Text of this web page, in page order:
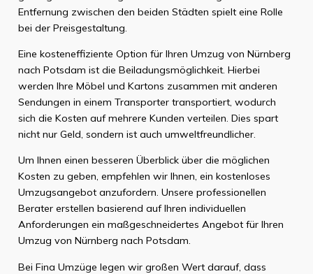
Entfernung zwischen den beiden Städten spielt eine Rolle
bei der Preisgestaltung.
Eine kosteneffiziente Option für Ihren Umzug von Nürnberg
nach Potsdam ist die Beiladungsmöglichkeit. Hierbei
werden Ihre Möbel und Kartons zusammen mit anderen
Sendungen in einem Transporter transportiert, wodurch
sich die Kosten auf mehrere Kunden verteilen. Dies spart
nicht nur Geld, sondern ist auch umweltfreundlicher.
Um Ihnen einen besseren Überblick über die möglichen
Kosten zu geben, empfehlen wir Ihnen, ein kostenloses
Umzugsangebot anzufordern. Unsere professionellen
Berater erstellen basierend auf Ihren individuellen
Anforderungen ein maßgeschneidertes Angebot für Ihren
Umzug von Nürnberg nach Potsdam.
Bei Fina Umzüge legen wir großen Wert darauf, dass